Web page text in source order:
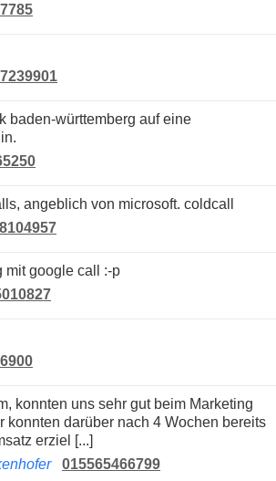
angeblich von microsoft. coldcall
mit google call :-p
konnten darüber nach 4 Wochen bereits
erziel [...]
015565466799